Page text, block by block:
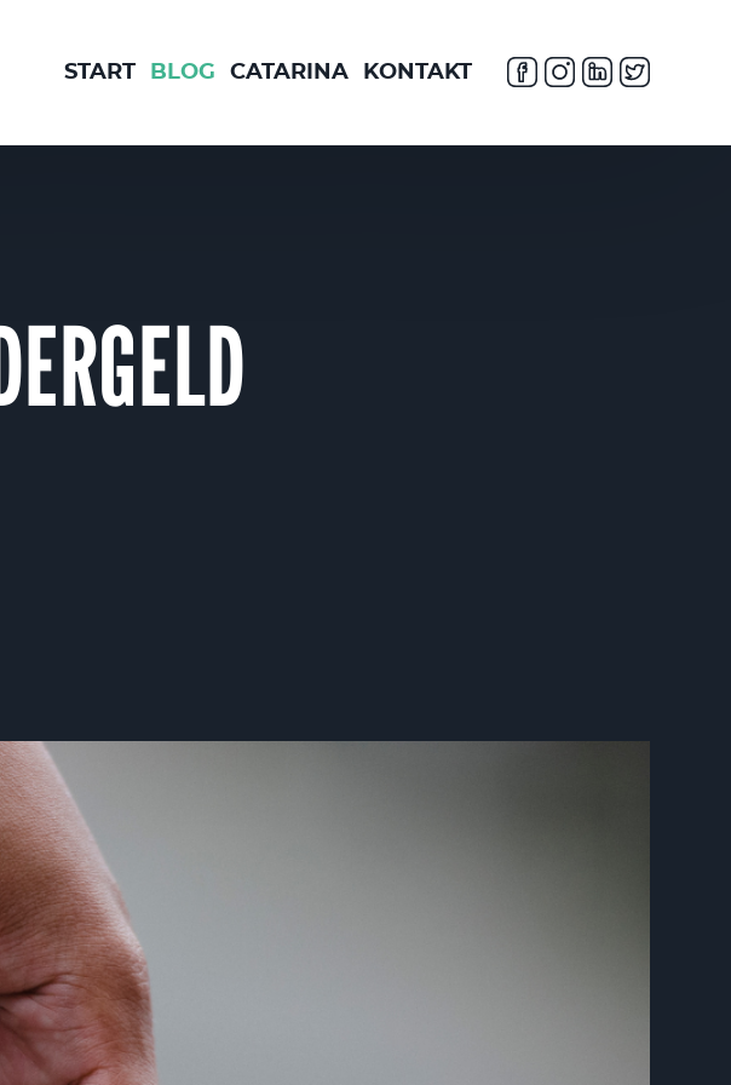
START BLOG CATARINA KONTAKT
Technologien, die für das Funktionieren der Webseite erforderlich sind. Mit Ihrer
unserer Webseite. Dadurch sind wir in der Lage Fehler oder Unklarheiten in der
abzustellen. Darüber hinaus verwenden wir Cookies für das Marketing, um den